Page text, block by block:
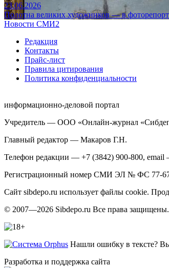
23.06.2026
Полотна великих художников — в
Новости СМИ2
Редакция
Контакты
Прайс-лист
Правила цитирования
Политика конфиденциальности
информационно-деловой портал
Учредитель — ООО «Онлайн-журнал
Главный редактор — Макаров Г.Н.
Телефон редакции — +7 (3842) 900-800,
Регистрационный номер СМИ ЭЛ № ФС 77-
Сайт sibdepo.ru использует файлы cookie.
© 2007—2026 Sibdepo.ru Все права защищены.
Нашли ошибку в тексте?
Разработка и поддержка сайта